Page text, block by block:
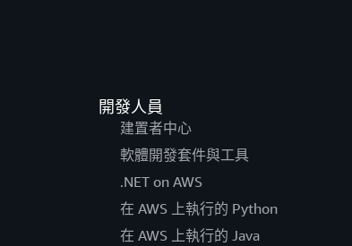
開發人員
建置者中心
軟體開發套件與工具
.NET on AWS
在 AWS 上執行的 Python
在 AWS 上執行的 Java